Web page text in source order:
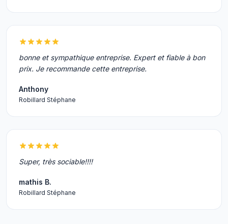
bonne et sympathique entreprise. Expert et fiable à bon
prix. Je recommande cette entreprise.
Anthony
Robillard Stéphane
Super, très sociable!!!!
mathis B.
Robillard Stéphane